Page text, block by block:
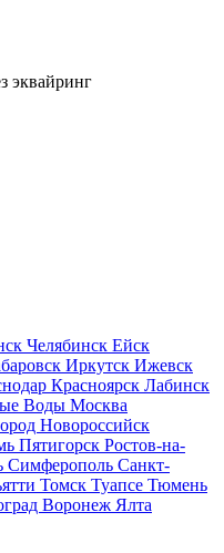
эквайринг
Челябинск Ейск
Иркутск Ижевск
Красноярск Лабинск
Воды Москва
Новороссийск
Пятигорск Ростов-на-
Симферополь Санкт-
Томск Туапсе Тюмень
Воронеж Ялта